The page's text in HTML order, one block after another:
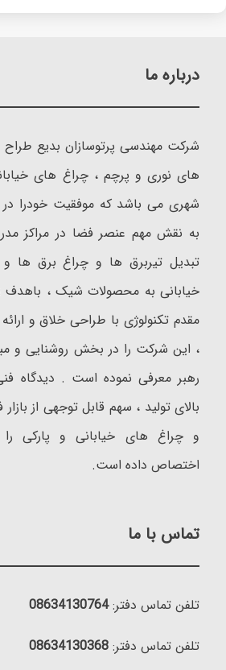
درباره ما
شرکت مهندسی پرتوسازان بدیع طراح
های نوری و پرچم ، چراغ های
شهری می باشد که موفقیت خودرا
به نقش مهم عنصر فضا در مراکز
تبدیل تیربرق ها و چراغ برق ها
خیابانی به محصولات شیک ،
مقدم تکنولوژی با طراحی خلاق و
، این شرکت را در بخش روشنایی و
رهبر معرفی نموده است . دیدگاه
بالای تولید ، سهم قابل توجهی از
و چراغ های خیابانی و پارکی را
اختصاص داده است.
تماس با ما
تلفن تماس دفتر:08634130764
تلفن تماس دفتر:08634130368